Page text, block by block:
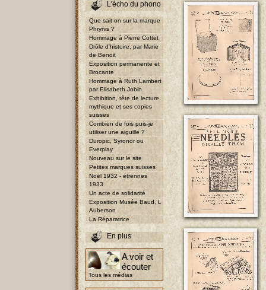
L'écho du phono
Que sait-on sur la marque
Phrynis ?
Hommage à Pierre Cottet
Drôle d'histoire, par Marie
de Benoit
Exposition permanente et
Brocante
Hommage à Ruth Lambert
par Elisabeth Jobin
Exhibition, tête de lecture
mythique et ses copies
suisses
Combien de fois puis-je
utiliser une aiguille ?
Duropic, Syronor ou
Everplay
Nouveau sur le site
Petites marques suisses
Noël 1932 - étrennes
1933
Un acte de solidarité
Exposition Musée Baud, L
Auberson
La Réparatrice
En plus
A voir et
écouter
Tous les médias